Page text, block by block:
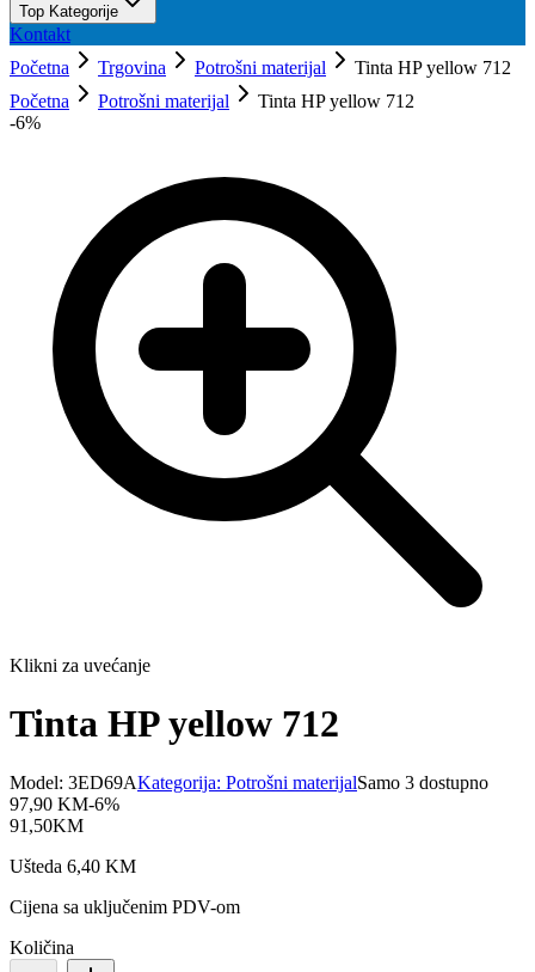
Top Kategorije
Kontakt
Početna
Trgovina Potrošni materijal
Tinta HP yellow 712
Početna
Potrošni materijal
Tinta HP yellow 712
-6%
Klikni za uvećanje
Tinta HP yellow 712
Model: 3ED69AKategorija: Potrošni materijalSamo 3 dostupno
97,90 KM-6%
91,50KM
Ušteda 6,40 KM
Cijena sa uključenim PDV-om
Količina